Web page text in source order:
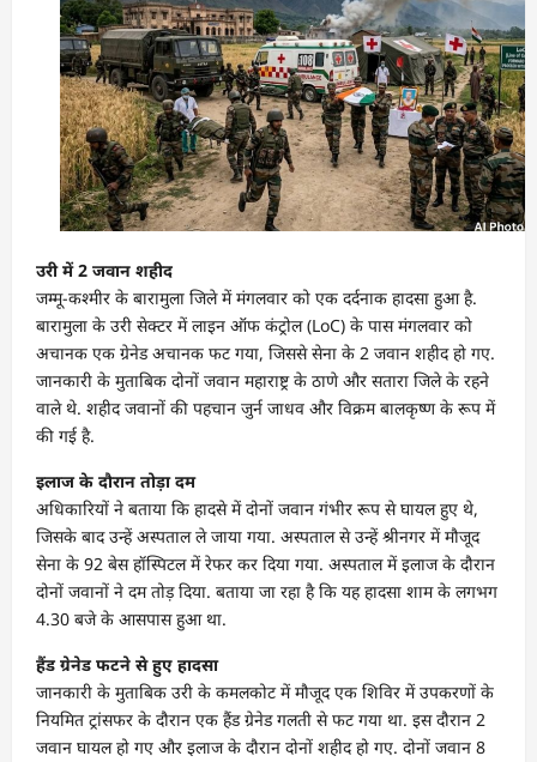
उरी में 2 जवान शहीद
जम्मू-कश्मीर के बारामुला जिले में मंगलवार को एक दर्दनाक हादसा हुआ है.
बारामुला के उरी सेक्टर में लाइन ऑफ कंट्रोल (LoC) के पास मंगलवार को
अचानक एक ग्रेनेड अचानक फट गया, जिससे सेना के 2 जवान शहीद हो गए.
जानकारी के मुताबिक दोनों जवान महाराष्ट्र के ठाणे और सतारा जिले के रहने
वाले थे. शहीद जवानों की पहचान जुर्न जाधव और विक्रम बालकृष्ण के रूप में
की गई है.
इलाज के दौरान तोड़ा दम
अधिकारियों ने बताया कि हादसे में दोनों जवान गंभीर रूप से घायल हुए थे,
जिसके बाद उन्हें अस्पताल ले जाया गया. अस्पताल से उन्हें श्रीनगर में मौजूद
सेना के 92 बेस हॉस्पिटल में रेफर कर दिया गया. अस्पताल में इलाज के दौरान
दोनों जवानों ने दम तोड़ दिया. बताया जा रहा है कि यह हादसा शाम के लगभग
4.30 बजे के आसपास हुआ था.
हैंड ग्रेनेड फटने से हुए हादसा
जानकारी के मुताबिक उरी के कमलकोट में मौजूद एक शिविर में उपकरणों के
नियमित ट्रांसफर के दौरान एक हैंड ग्रेनेड गलती से फट गया था. इस दौरान 2
जवान घायल हो गए और इलाज के दौरान दोनों शहीद हो गए. दोनों जवान 8